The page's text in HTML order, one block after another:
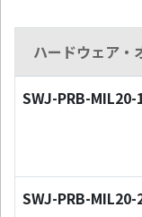
ハードウェア・
SWJ-PRB-MIL20-
SWJ-PRB-MIL20-